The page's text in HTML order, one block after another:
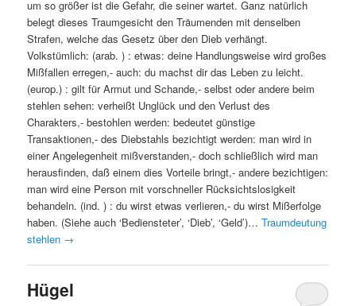
um so größer ist die Gefahr, die seiner wartet. Ganz natürlich
belegt dieses Traumgesicht den Träumenden mit denselben
Strafen, welche das Gesetz über den Dieb verhängt.
Volkstümlich: (arab. ) : etwas: deine Handlungsweise wird großes
Mißfallen erregen,- auch: du machst dir das Leben zu leicht.
(europ.) : gilt für Armut und Schande,- selbst oder andere beim
stehlen sehen: verheißt Unglück und den Verlust des
Charakters,- bestohlen werden: bedeutet günstige
Transaktionen,- des Diebstahls bezichtigt werden: man wird in
einer Angelegenheit mißverstanden,- doch schließlich wird man
herausfinden, daß einem dies Vorteile bringt,- andere bezichtigen:
man wird eine Person mit vorschneller Rücksichtslosigkeit
behandeln. (ind. ) : du wirst etwas verlieren,- du wirst Mißerfolge
haben. (Siehe auch ‘Bediensteter’, ‘Dieb’, ‘Geld’)…Traumdeutung
stehlen →
Hügel